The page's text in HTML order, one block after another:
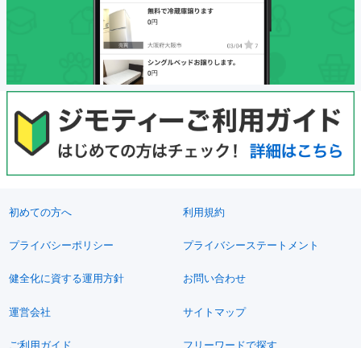
初めての方へ 利用規約
プライバシーポリシー プライバシーステートメント
健全化に資する運用方針 お問い合わせ
運営会社 サイトマップ
ご利用ガイド フリーワードで探す